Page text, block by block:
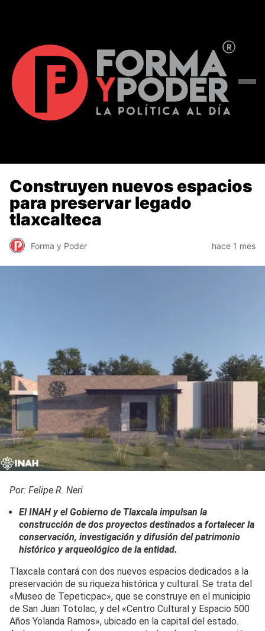
Construyen nuevos espacios
para preservar legado
tlaxcalteca
Forma y Poder hace 1 mes
Por: Felipe R. Neri
El INAH y el Gobierno de Tlaxcala impulsan la
construcción de dos proyectos destinados a fortalecer la
conservación, investigación y difusión del patrimonio
histórico y arqueológico de la entidad.
Tlaxcala contará con dos nuevos espacios dedicados a la
preservación de su riqueza histórica y cultural. Se trata del
«Museo de Tepeticpac», que se construye en el municipio
de San Juan Totolac, y del «Centro Cultural y Espacio 500
Años Yolanda Ramos», ubicado en la capital del estado.